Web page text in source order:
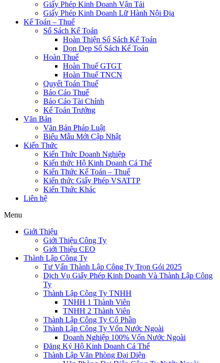
Giấy Phép Kinh Doanh Vận Tải
Giấy Phép Kinh Doanh Lữ Hành Nội Địa
Kế Toán – Thuế
Sổ Sách Kế Toán
Hoàn Thiện Sổ Sách Kế Toán
Dọn Dẹp Sổ Sách Kế Toán
Hoàn Thuế
Hoàn Thuế GTGT
Hoàn Thuế TNCN
Quyết Toán Thuế
Báo Cáo Thuế
Báo Cáo Tài Chính
Kế Toán Trưởng
Văn Bản
Văn Bản Pháp Luật
Biểu Mẫu Mới Cập Nhật
Kiến Thức
Kiến Thức Doanh Nghiệp
Kiến thức Hộ Kinh Doanh Cá Thể
Kiến Thức Kế Toán – Thuế
Kiến thức Giấy Phép VSATTP
Kiến Thức Khác
Liên hệ
Menu
Giới Thiệu
Giới Thiệu Công Ty
Giới Thiệu CEO
Thành Lập Công Ty
Tư Vấn Thành Lập Công Ty Trọn Gói 2025
Dịch Vụ Giấy Phép Kinh Doanh Và Thành Lập Công
Ty
Thành Lập Công Ty TNHH
TNHH 1 Thành Viên
TNHH 2 Thành Viên
Thành Lập Công Ty Cổ Phần
Thành Lập Công Ty Vốn Nước Ngoài
Doanh Nghiệp 100% Vốn Nước Ngoài
Đăng Ký Hộ Kinh Doanh Cá Thể
Thành Lập Văn Phòng Đại Diện